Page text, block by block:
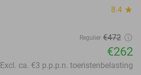
8.4 star
Regulier €472
€262
Excl. ca. €3 p.p.p.n. toeristenbelasting